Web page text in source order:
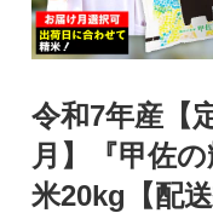
令和7年産【
月】『甲佐
米20kg【配